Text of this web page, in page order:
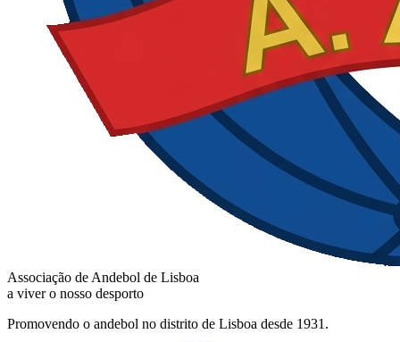
Associação de Andebol de Lisboa
a viver o nosso desporto
Promovendo o andebol no distrito de Lisboa desde 1931.